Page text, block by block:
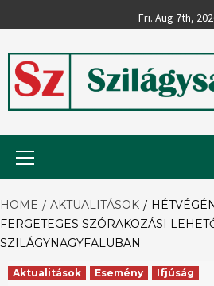
to
Fri. Aug 7th,
HOME AKTUALITÁSOK
FERGETEGES SZÓRAKOZÁSI
SZILÁGYNAGYFALUBAN
Aktualitások Esemény Ifjúság